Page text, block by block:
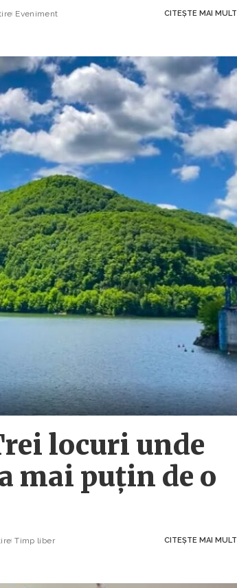
Eveniment CITEȘTE MAI MULT
locuri unde
mai puțin de o
Timp liber CITEȘTE MAI MULT